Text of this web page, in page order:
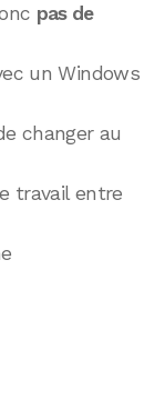
pas de
un Windows
changer au
travail entre